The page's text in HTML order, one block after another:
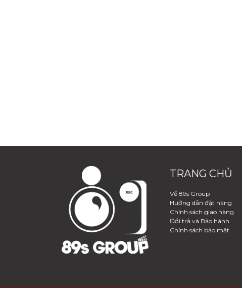
TRANG CHỦ
Về 89s Group
Hướng dẫn đặt hàng
Chính sách giao hàng
Đổi trả và Bảo hành
Chính sách bảo mật